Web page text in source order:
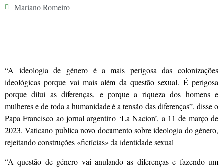
Mariano Romeiro
“A ideologia de género é a mais perigosa das colonizações
ideológicas porque vai mais além da questão sexual. É perigosa
porque dilui as diferenças, e porque a riqueza dos homens e
mulheres e de toda a humanidade é a tensão das diferenças”, disse o
Papa Francisco ao jornal argentino ‘La Nacion’, a 11 de março de
2023. Vaticano publica novo documento sobre ideologia do género,
rejeitando construções «fictícias» da identidade sexual
“A questão de género vai anulando as diferenças e fazendo um